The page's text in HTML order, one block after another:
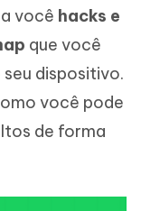
você hacks e
que você
dispositivo.
você pode
de forma